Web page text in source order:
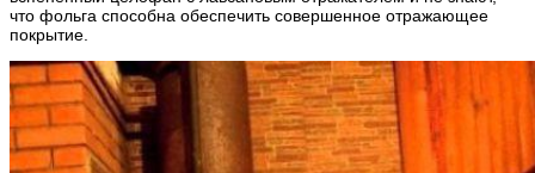
что фольга способна обеспечить совершенное отражающее
покрытие.